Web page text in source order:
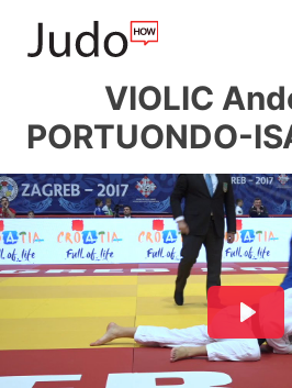
VIOLIC
PORTUONDO-